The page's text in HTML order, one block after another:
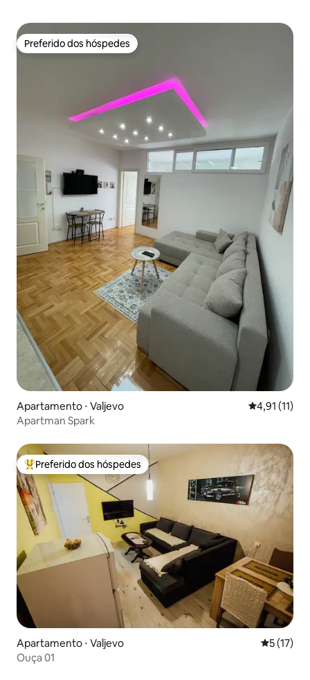
Preferido dos hóspedes
Preferido dos hóspedes
Apartamento ⋅ Valjevo 4,91 de uma
4,91 (11)
Apartman Spark
Entre os melhores preferidos dos hóspedes
Preferido dos hóspedes
Apartamento ⋅ Valjevo 5 de uma
5 (17)
Ouça 01